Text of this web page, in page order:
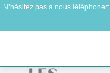
N’hésitez pas à nous téléphoner: